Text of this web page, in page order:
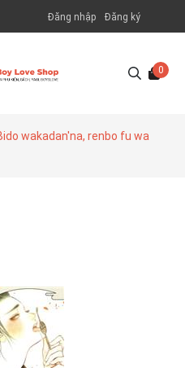
Đăng nhập Đăng ký
0
wakadan'na, renbo fu wa